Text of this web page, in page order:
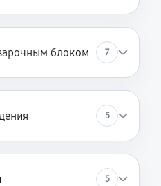
блоком 7
5
5